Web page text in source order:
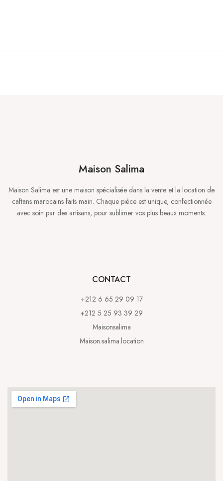
Maison Salima
Maison Salima est une maison spécialisée dans la vente et la location de
caftans marocains faits main. Chaque pièce est unique, confectionnée
avec soin par des artisans, pour sublimer vos plus beaux moments.
CONTACT
+212 6 65 29 09 17
+212 5 25 93 39 29
Maisonsalima
Maison.salima.location